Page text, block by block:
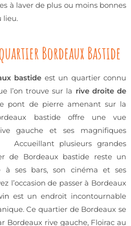
à laver de plus ou moins bonnes
lieu.
Bordeaux Bastide
bastide est un quartier connu
l’on trouve sur la rive droite de
pont de pierre amenant sur la
bastide offre une vue
gauche et ses magnifiques
Accueillant plusieurs grandes
de Bordeaux bastide reste un
à ses bars, son cinéma et ses
l’occasion de passer à Bordeaux
est un endroit incontournable
Ce quartier de Bordeaux se
Bordeaux rive gauche, Floirac au